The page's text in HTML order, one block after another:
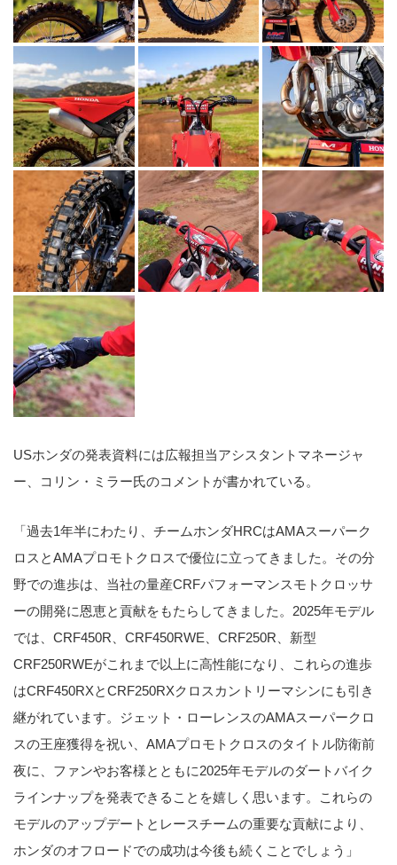
USホンダの発表資料には広報担当アシスタントマネージャ
ー、コリン・ミラー氏のコメントが書かれている。
「過去1年半にわたり、チームホンダHRCはAMAスーパーク
ロスとAMAプロモトクロスで優位に立ってきました。その分
野での進歩は、当社の量産CRFパフォーマンスモトクロッサ
ーの開発に恩恵と貢献をもたらしてきました。2025年モデル
では、CRF450R、CRF450RWE、CRF250R、新型
CRF250RWEがこれまで以上に高性能になり、これらの進歩
はCRF450RXとCRF250RXクロスカントリーマシンにも引き
継がれています。ジェット・ローレンスのAMAスーパークロ
スの王座獲得を祝い、AMAプロモトクロスのタイトル防衛前
夜に、ファンやお客様とともに2025年モデルのダートバイク
ラインナップを発表できることを嬉しく思います。これらの
モデルのアップデートとレースチームの重要な貢献により、
ホンダのオフロードでの成功は今後も続くことでしょう」